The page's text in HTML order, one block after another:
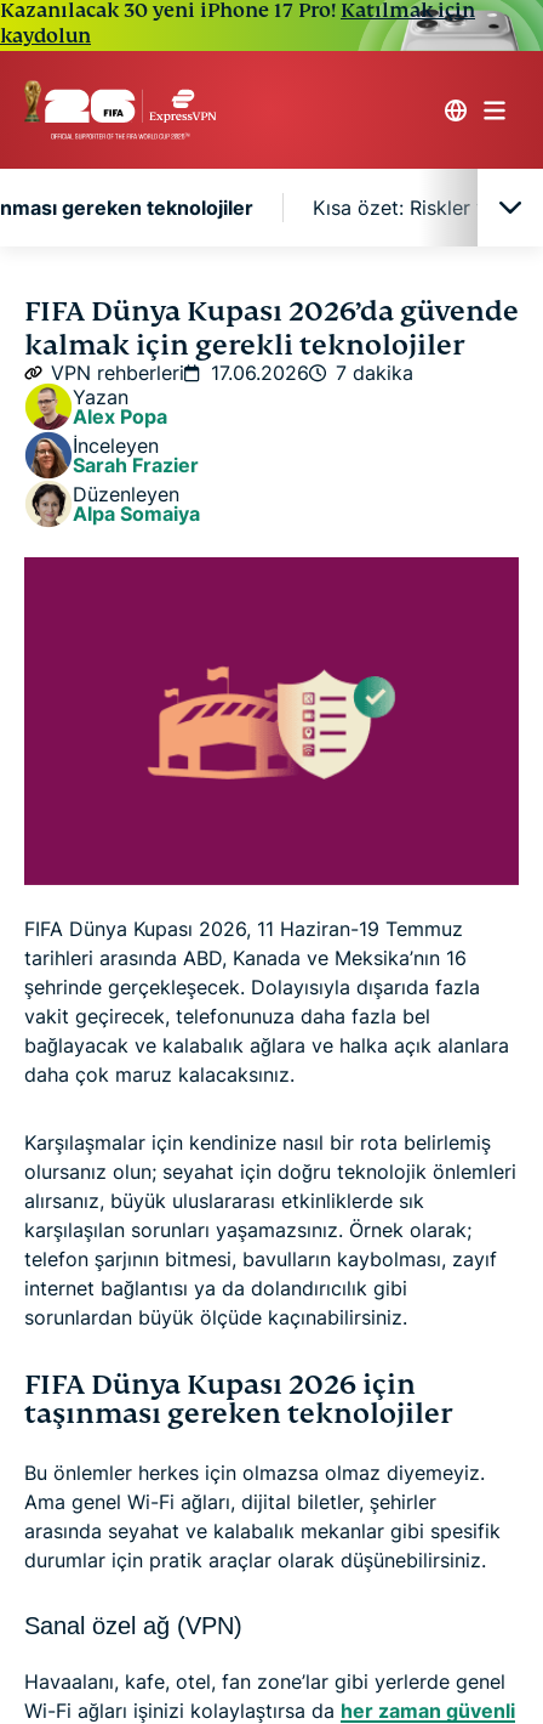
Kazanılacak 30 yeni iPhone 17 Pro! Katılmak için
kaydolun
gereken teknolojiler Kısa özet: Riskler ve
FIFA Dünya Kupası 2026 için taşınması gereken
teknolojiler
Kısa özet: Riskler ve korunma yöntemleri
SSS
FIFA Dünya Kupası 2026’da güvende
kalmak için gerekli teknolojiler
VPN rehberleri 17.06.2026
7 dakika
Yazan
Alex Popa
İnceleyen
Sarah Frazier
Düzenleyen
Alpa Somaiya
FIFA Dünya Kupası 2026, 11 Haziran-19 Temmuz
tarihleri arasında ABD, Kanada ve Meksika’nın 16
şehrinde gerçekleşecek. Dolayısıyla dışarıda fazla
vakit geçirecek, telefonunuza daha fazla bel
bağlayacak ve kalabalık ağlara ve halka açık alanlara
daha çok maruz kalacaksınız.
Karşılaşmalar için kendinize nasıl bir rota belirlemiş
olursanız olun; seyahat için doğru teknolojik önlemleri
alırsanız, büyük uluslararası etkinliklerde sık
karşılaşılan sorunları yaşamazsınız. Örnek olarak;
telefon şarjının bitmesi, bavulların kaybolması, zayıf
internet bağlantısı ya da dolandırıcılık gibi
sorunlardan büyük ölçüde kaçınabilirsiniz.
FIFA Dünya Kupası 2026 için
taşınması gereken teknolojiler
Bu önlemler herkes için olmazsa olmaz diyemeyiz.
Ama genel Wi-Fi ağları, dijital biletler, şehirler
arasında seyahat ve kalabalık mekanlar gibi spesifik
durumlar için pratik araçlar olarak düşünebilirsiniz.
Sanal özel ağ (VPN)
Havaalanı, kafe, otel, fan zone’lar gibi yerlerde genel
Wi-Fi ağları işinizi kolaylaştırsa da her zaman güvenli